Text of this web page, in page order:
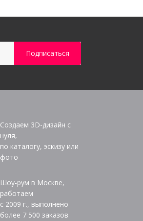
Создаем 3D-дизайн с
нуля,
по каталогу, эскизу или
фото
Шоу-рум в Москве,
работаем
с 2009 г., выполнено
более 7 500 заказов